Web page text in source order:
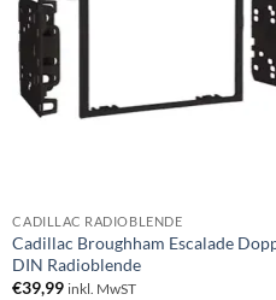
CADILLAC RADIOBLENDE
Cadillac Broughham Escalade
DIN Radioblende
€39,99 inkl. MwST